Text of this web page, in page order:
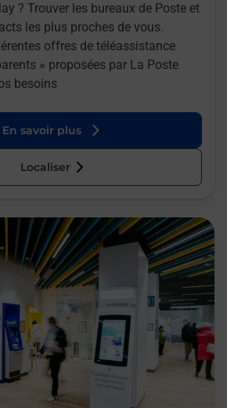
? Trouver les bureaux de Poste et
les plus proches de vous.
offres de téléassistance
» proposées par La Poste
besoins
En savoir plus
Localiser